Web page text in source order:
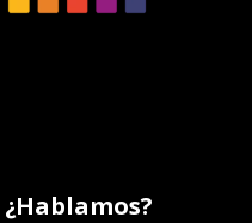
¿Hablamos?